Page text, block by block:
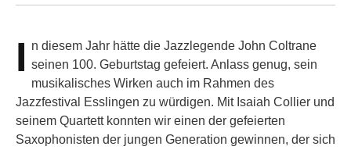
I n diesem Jahr hätte die Jazzlegende John Coltrane
seinen 100. Geburtstag gefeiert. Anlass genug, sein
musikalisches Wirken auch im Rahmen des
Jazzfestival Esslingen zu würdigen. Mit Isaiah Collier und
seinem Quartett konnten wir einen der gefeierten
Saxophonisten der jungen Generation gewinnen, der sich